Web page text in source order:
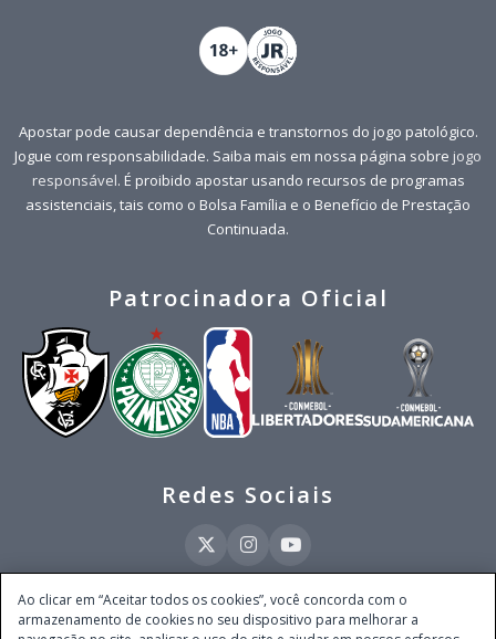
Apostar pode causar dependência e transtornos do jogo patológico.
Jogue com responsabilidade. Saiba mais em nossa página sobre jogo
responsável. É proibido apostar usando recursos de programas
assistenciais, tais como o Bolsa Família e o Benefício de Prestação
Continuada.
Patrocinadora Oficial
Redes Sociais
Este site é operado pela Ventmear Brasil LTDA (CNPJ 52.868.380/0001-84), com
Ao clicar em “Aceitar todos os cookies”, você concorda com o
armazenamento de cookies no seu dispositivo para melhorar a